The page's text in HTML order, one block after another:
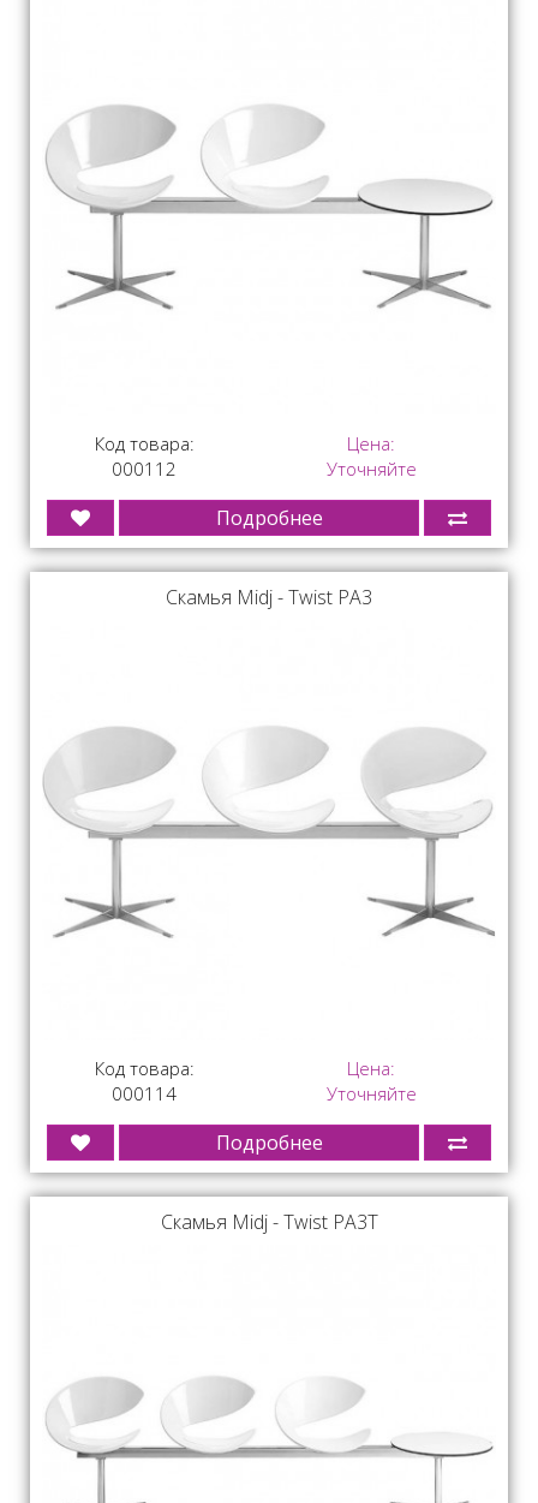
Код товара:
000112
Цена:
Уточняйте
Подробнее
Скамья Midj - Twist PA3
Код товара:
000114
Цена:
Уточняйте
Подробнее
Скамья Midj - Twist PA3T